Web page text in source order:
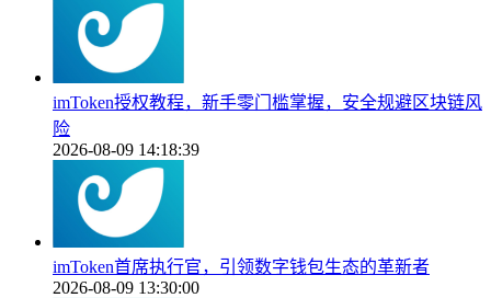
imToken授权教程，新手零门槛掌握，安全规避区块链风
险
2026-08-09 14:18:39
imToken首席执行官，引领数字钱包生态的革新者
2026-08-09 13:30:00